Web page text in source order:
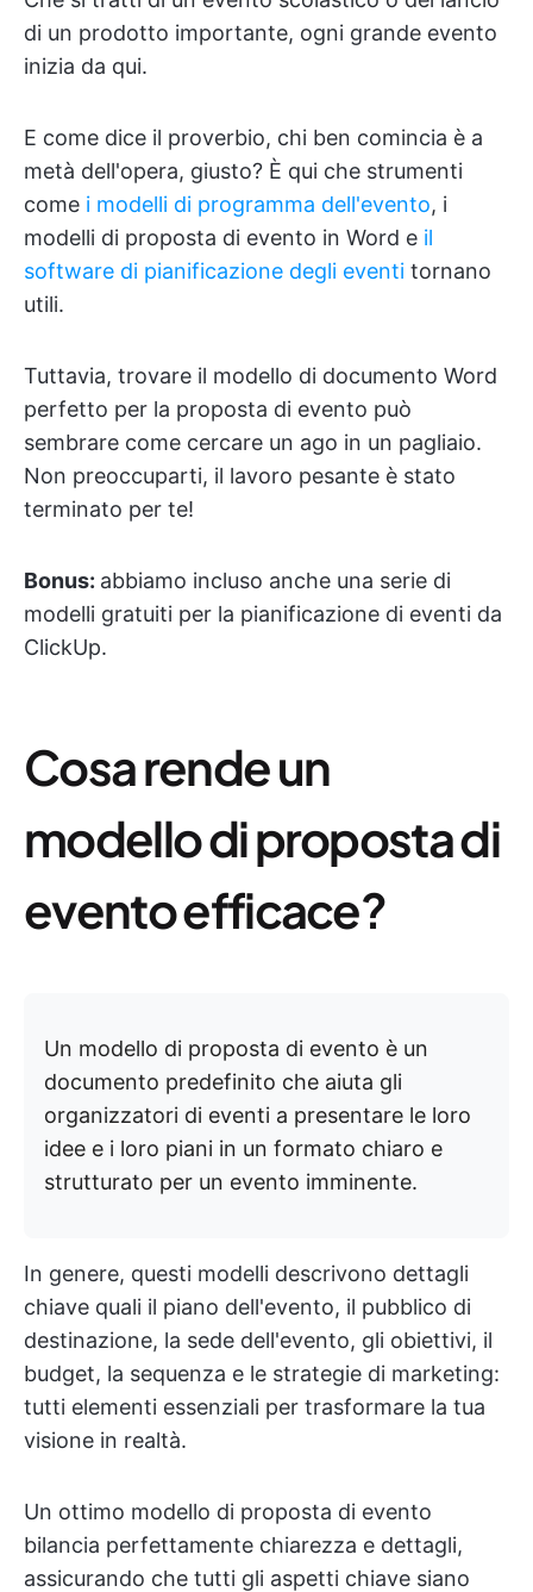
di un prodotto importante, ogni grande evento
inizia da qui.
E come dice il proverbio, chi ben comincia è a
metà dell'opera, giusto? È qui che strumenti
come i modelli di programma dell'evento, i
modelli di proposta di evento in Word e il
software di pianificazione degli eventi tornano
utili.
Tuttavia, trovare il modello di documento Word
perfetto per la proposta di evento può
sembrare come cercare un ago in un pagliaio.
Non preoccuparti, il lavoro pesante è stato
terminato per te!
Bonus: abbiamo incluso anche una serie di
modelli gratuiti per la pianificazione di eventi da
ClickUp.
Cosa rende un
modello di proposta di
evento efficace?
Un modello di proposta di evento è un
documento predefinito che aiuta gli
organizzatori di eventi a presentare le loro
idee e i loro piani in un formato chiaro e
strutturato per un evento imminente.
In genere, questi modelli descrivono dettagli
chiave quali il piano dell'evento, il pubblico di
destinazione, la sede dell'evento, gli obiettivi, il
budget, la sequenza e le strategie di marketing:
tutti elementi essenziali per trasformare la tua
visione in realtà.
Un ottimo modello di proposta di evento
bilancia perfettamente chiarezza e dettagli,
assicurando che tutti gli aspetti chiave siano